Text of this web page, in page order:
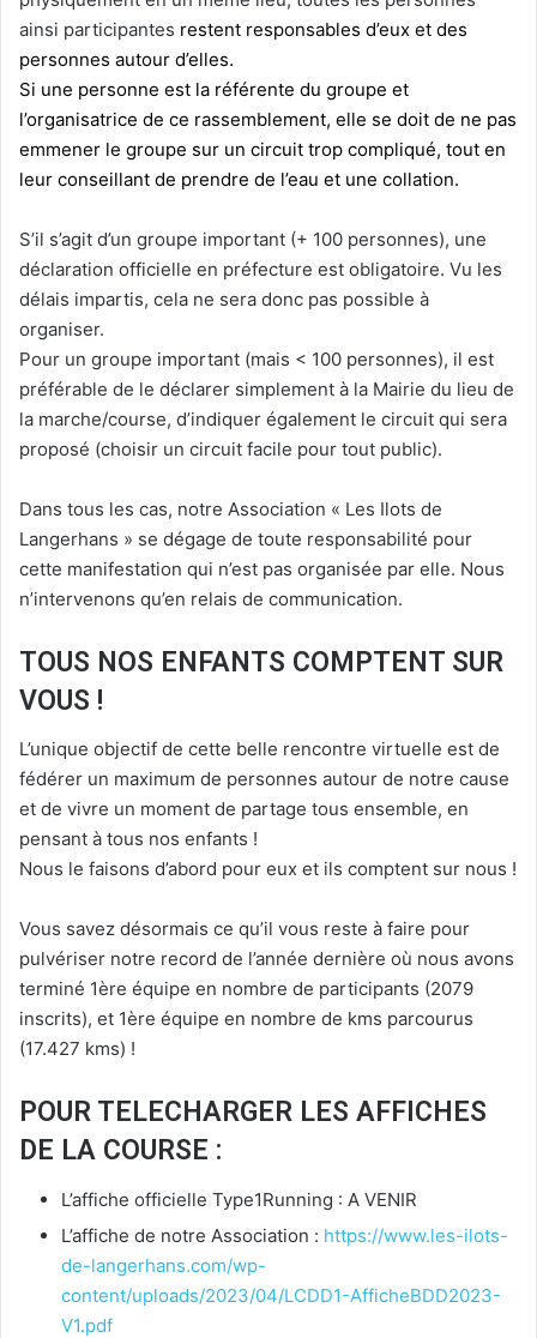
ainsi participantes restent responsables d’eux et des
personnes autour d’elles.
Si une personne est la référente du groupe et
l’organisatrice de ce rassemblement, elle se doit de ne pas
emmener le groupe sur un circuit trop compliqué, tout en
leur conseillant de prendre de l’eau et une collation.
S’il s’agit d’un groupe important (+ 100 personnes), une
déclaration officielle en préfecture est obligatoire. Vu les
délais impartis, cela ne sera donc pas possible à
organiser.
Pour un groupe important (mais < 100 personnes), il est
préférable de le déclarer simplement à la Mairie du lieu de
la marche/course, d’indiquer également le circuit qui sera
proposé (choisir un circuit facile pour tout public).
Dans tous les cas, notre Association « Les Ilots de
Langerhans » se dégage de toute responsabilité pour
cette manifestation qui n’est pas organisée par elle. Nous
n’intervenons qu’en relais de communication.
TOUS NOS ENFANTS COMPTENT SUR
VOUS !
L’unique objectif de cette belle rencontre virtuelle est de
fédérer un maximum de personnes autour de notre cause
et de vivre un moment de partage tous ensemble, en
pensant à tous nos enfants !
Nous le faisons d’abord pour eux et ils comptent sur nous !
Vous savez désormais ce qu’il vous reste à faire pour
pulvériser notre record de l’année dernière où nous avons
terminé 1ère équipe en nombre de participants (2079
inscrits), et 1ère équipe en nombre de kms parcourus
(17.427 kms) !
POUR TELECHARGER LES AFFICHES
DE LA COURSE :
L’affiche officielle Type1Running : A VENIR
L’affiche de notre Association : https://www.les-ilots-
de-langerhans.com/wp-
content/uploads/2023/04/LCDD1-AfficheBDD2023-
V1.pdf